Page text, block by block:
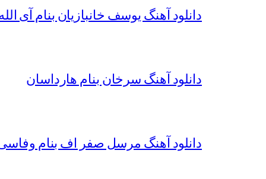
دانلود آهنگ یوسف خانبازیان بنام آی
دانلود آهنگ سرخان بنام هارداسان
دانلود آهنگ مرسل صفر اف بنام